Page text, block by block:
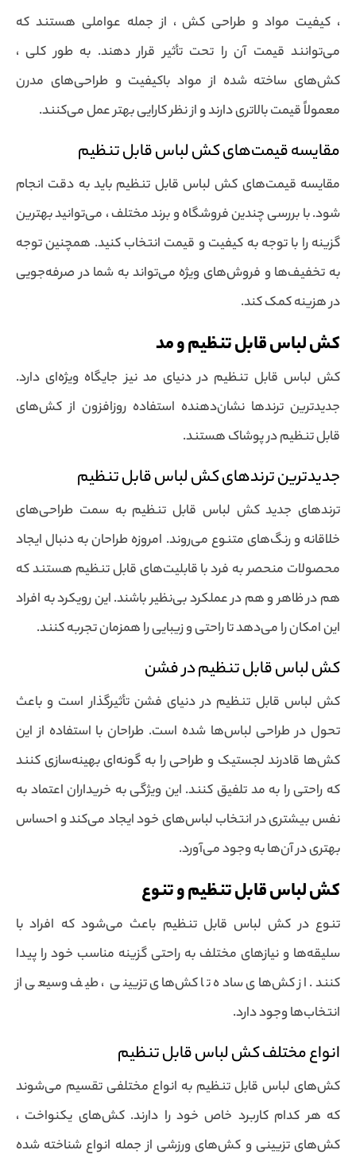
، کیفیت مواد و طراحی کش ، از جمله عواملی هستند که
می‌توانند قیمت آن را تحت تأثیر قرار دهند. به طور کلی ،
کش‌های ساخته شده از مواد باکیفیت و طراحی‌های مدرن
معمولاً قیمت بالاتری دارند و از نظر کارایی بهتر عمل می‌کنند.
مقایسه قیمت‌های کش لباس قابل تنظیم
مقایسه قیمت‌های کش لباس قابل تنظیم باید به دقت انجام
شود. با بررسی چندین فروشگاه و برند مختلف ، می‌توانید بهترین
گزینه را با توجه به کیفیت و قیمت انتخاب کنید. همچنین توجه
به تخفیف‌ها و فروش‌های ویژه می‌تواند به شما در صرفه‌جویی
در هزینه کمک کند.
کش لباس قابل تنظیم و مد
کش لباس قابل تنظیم در دنیای مد نیز جایگاه ویژه‌ای دارد.
جدیدترین ترندها نشان‌دهنده استفاده روزافزون از کش‌های
قابل تنظیم در پوشاک هستند.
جدیدترین ترندهای کش لباس قابل تنظیم
ترندهای جدید کش لباس قابل تنظیم به سمت طراحی‌های
خلاقانه و رنگ‌های متنوع می‌روند. امروزه طراحان به دنبال ایجاد
محصولات منحصر به فرد با قابلیت‌های قابل تنظیم هستند که
هم در ظاهر و هم در عملکرد بی‌نظیر باشند. این رویکرد به افراد
این امکان را می‌دهد تا راحتی و زیبایی را همزمان تجربه کنند.
کش لباس قابل تنظیم در فشن
کش لباس قابل تنظیم در دنیای فشن تأثیرگذار است و باعث
تحول در طراحی لباس‌ها شده است. طراحان با استفاده از این
کش‌ها قادرند لجستیک و طراحی را به گونه‌ای بهینه‌سازی کنند
که راحتی را به مد تلفیق کنند. این ویژگی به خریداران اعتماد به
نفس بیشتری در انتخاب لباس‌های خود ایجاد می‌کند و احساس
بهتری در آن‌ها به وجود می‌آورد.
کش لباس قابل تنظیم و تنوع
تنوع در کش لباس قابل تنظیم باعث می‌شود که افراد با
سلیقه‌ها و نیازهای مختلف به راحتی گزینه مناسب خود را پیدا
کنند. از کش‌های ساده تا کش‌های تزیینی ، طیف وسیعی از
انتخاب‌ها وجود دارد.
انواع مختلف کش لباس قابل تنظیم
کش‌های لباس قابل تنظیم به انواع مختلفی تقسیم می‌شوند
که هر کدام کاربرد خاص خود را دارند. کش‌های یکنواخت ،
کش‌های تزیینی و کش‌های ورزشی از جمله انواع شناخته شده